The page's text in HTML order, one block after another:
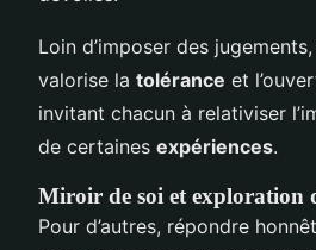
Loin d’imposer des
valorise la tolérance et
invitant chacun à relativiser
de certaines expériences.
Miroir de soi et exploration
Pour d’autres, répondre